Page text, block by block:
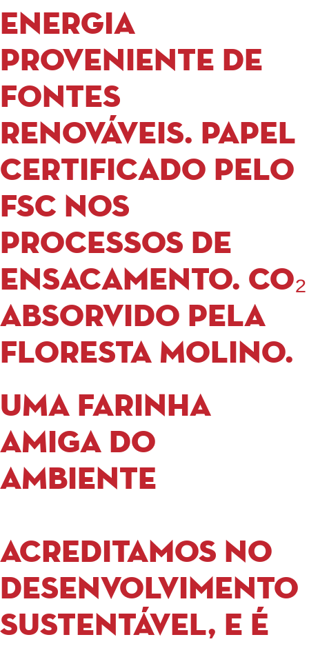
Energia
proveniente de
fontes
renováveis. Papel
certificado pelo
FSC nos
processos de
ensacamento. CO₂
absorvido pela
Floresta Molino.
UMA FARINHA
AMIGA DO
AMBIENTE
Acreditamos no
desenvolvimento
sustentável, e é